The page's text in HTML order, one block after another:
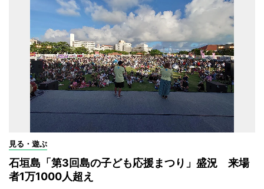
見る・遊ぶ
石垣島「第3回島の子ども応援まつり」盛況 来場
者1万1000人超え